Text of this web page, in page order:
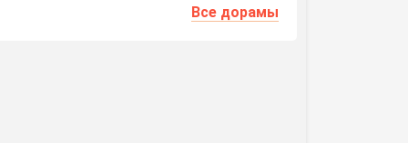
Все дорамы